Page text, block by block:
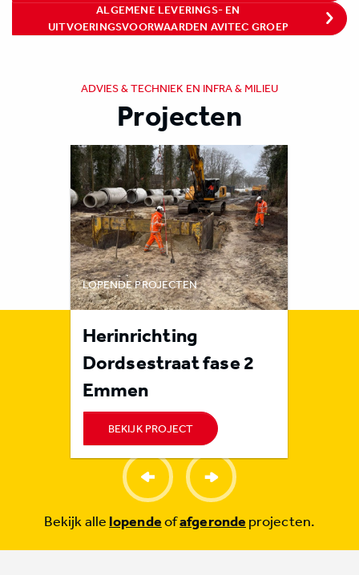
ALGEMENE LEVERINGS- EN
UITVOERINGSVOORWAARDEN AVITEC GROEP
ADVIES & TECHNIEK EN INFRA & MILIEU
Projecten
LOPENDE PROJECTEN
Herinrichting
Dordsestraat fase 2
Emmen
BEKIJK PROJECT
Bekijk alle lopendeofafgeronde projecten.